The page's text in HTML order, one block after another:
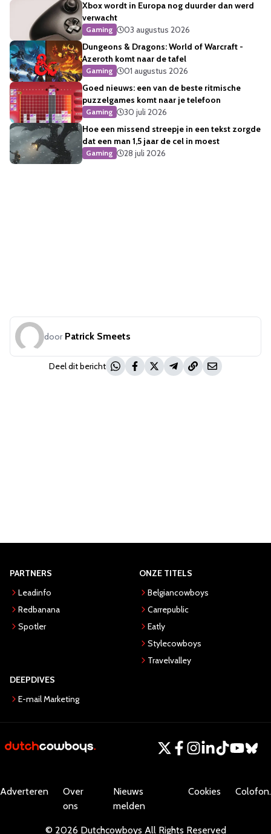
Xbox wordt in Europa nog duurder dan werd
verwacht
Gaming
03 augustus 2026
Dungeons & Dragons: World of Warcraft -
Azeroth komt naar de tafel
Gaming
01 augustus 2026
Goed nieuws: een van de beste ritmische
puzzelgames komt naar je telefoon
Gaming
30 juli 2026
Hoe een missend streepje in een tekst zorgde
dat een man 1,5 jaar de cel in moest
Gaming 28 juli 2026
door Patrick Smeets
Deel dit bericht
PARTNERS
Leadinfo
Redbanana
Spotler
ONZE TITELS
Belgiancowboys
Carrepublic
Eatly
Stylecowboys
Travelvalley
DEEPDIVES
E-mail Marketing
Adverteren
Over
ons
Nieuws
melden
Cookies Colofon.
© 2026 Dutchcowboys All Rights Reserved